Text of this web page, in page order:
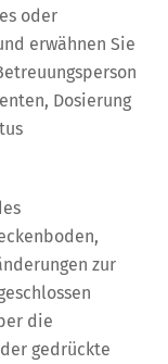
oder
erwähnen Sie
Dosierung
zur
die
gedrückte